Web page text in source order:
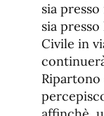
sia
sia
Civile in